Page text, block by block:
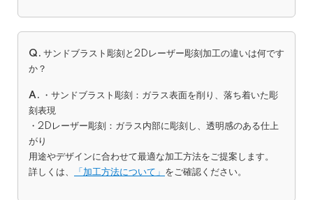
Q. サンドブラスト彫刻と2Dレーザー彫刻加工の違いは何です
か？
A. ・サンドブラスト彫刻：ガラス表面を削り、落ち着いた彫
刻表現
・2Dレーザー彫刻：ガラス内部に彫刻し、透明感のある仕上
がり
用途やデザインに合わせて最適な加工方法をご提案します。
詳しくは、
「加工方法について」 をご確認ください。